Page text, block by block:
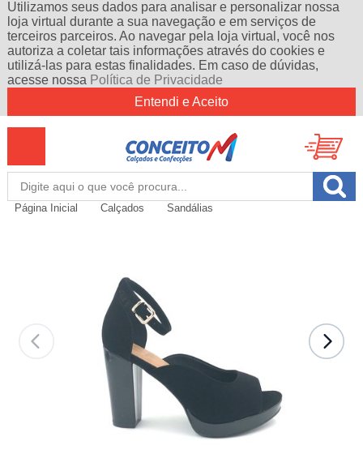
Utilizamos seus dados para analisar e personalizar nossa
loja virtual durante a sua navegação e em serviços de
terceiros parceiros. Ao navegar pela loja virtual, você nos
autoriza a coletar tais informações através do cookies e
utilizá-las para estas finalidades. Em caso de dúvidas,
acesse nossa Política de Privacidade
Entendi e Aceito
Página Inicial Calçados Sandálias